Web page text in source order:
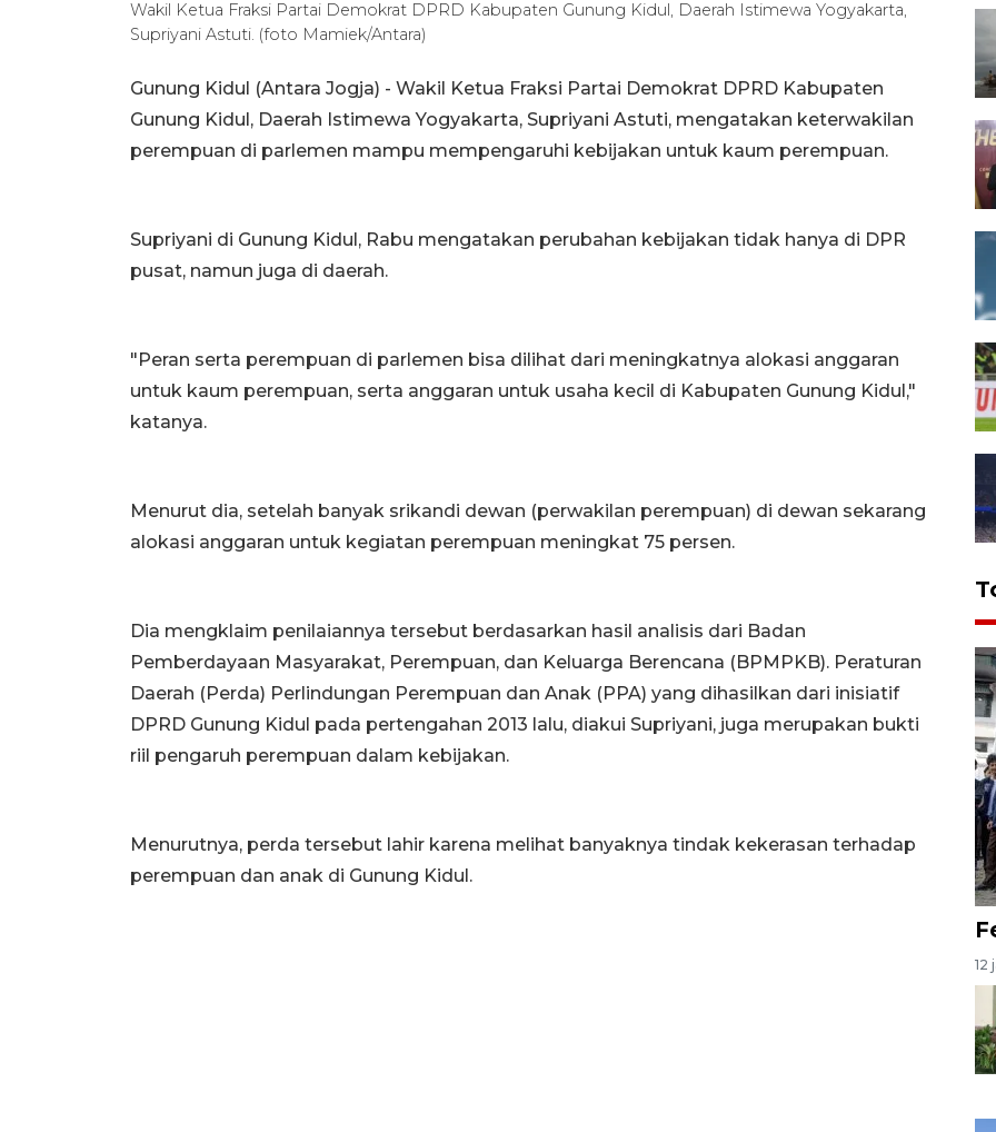
Wakil Ketua Fraksi Partai Demokrat DPRD Kabupaten Gunung Kidul, Daerah Istimewa Yogyakarta,
Supriyani Astuti. (foto Mamiek/Antara)
Gunung Kidul (Antara Jogja) - Wakil Ketua Fraksi Partai Demokrat DPRD Kabupaten
Gunung Kidul, Daerah Istimewa Yogyakarta, Supriyani Astuti, mengatakan keterwakilan
perempuan di parlemen mampu mempengaruhi kebijakan untuk kaum perempuan.
Supriyani di Gunung Kidul, Rabu mengatakan perubahan kebijakan tidak hanya di DPR
pusat, namun juga di daerah.
"Peran serta perempuan di parlemen bisa dilihat dari meningkatnya alokasi anggaran
untuk kaum perempuan, serta anggaran untuk usaha kecil di Kabupaten Gunung Kidul,"
katanya.
Menurut dia, setelah banyak srikandi dewan (perwakilan perempuan) di dewan sekarang
alokasi anggaran untuk kegiatan perempuan meningkat 75 persen.
Dia mengklaim penilaiannya tersebut berdasarkan hasil analisis dari Badan
Pemberdayaan Masyarakat, Perempuan, dan Keluarga Berencana (BPMPKB). Peraturan
Daerah (Perda) Perlindungan Perempuan dan Anak (PPA) yang dihasilkan dari inisiatif
DPRD Gunung Kidul pada pertengahan 2013 lalu, diakui Supriyani, juga merupakan bukti
riil pengaruh perempuan dalam kebijakan.
Menurutnya, perda tersebut lahir karena melihat banyaknya tindak kekerasan terhadap
perempuan dan anak di Gunung Kidul.
12